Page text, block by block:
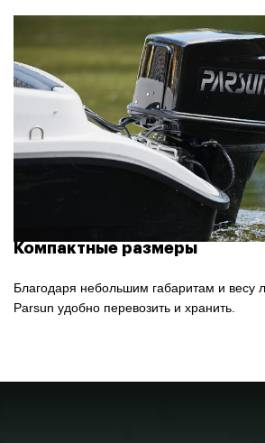
Компактные размеры
Благодаря небольшим габаритам и весу
Parsun удобно перевозить и хранить.